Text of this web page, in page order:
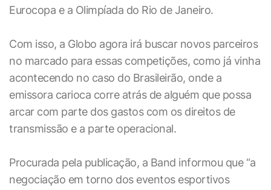
Eurocopa e a Olimpíada do Rio de Janeiro.
Com isso, a Globo agora irá buscar novos parceiros
no marcado para essas competições, como já vinha
acontecendo no caso do Brasileirão, onde a
emissora carioca corre atrás de alguém que possa
arcar com parte dos gastos com os direitos de
transmissão e a parte operacional.
Procurada pela publicação, a Band informou que “a
negociação em torno dos eventos esportivos